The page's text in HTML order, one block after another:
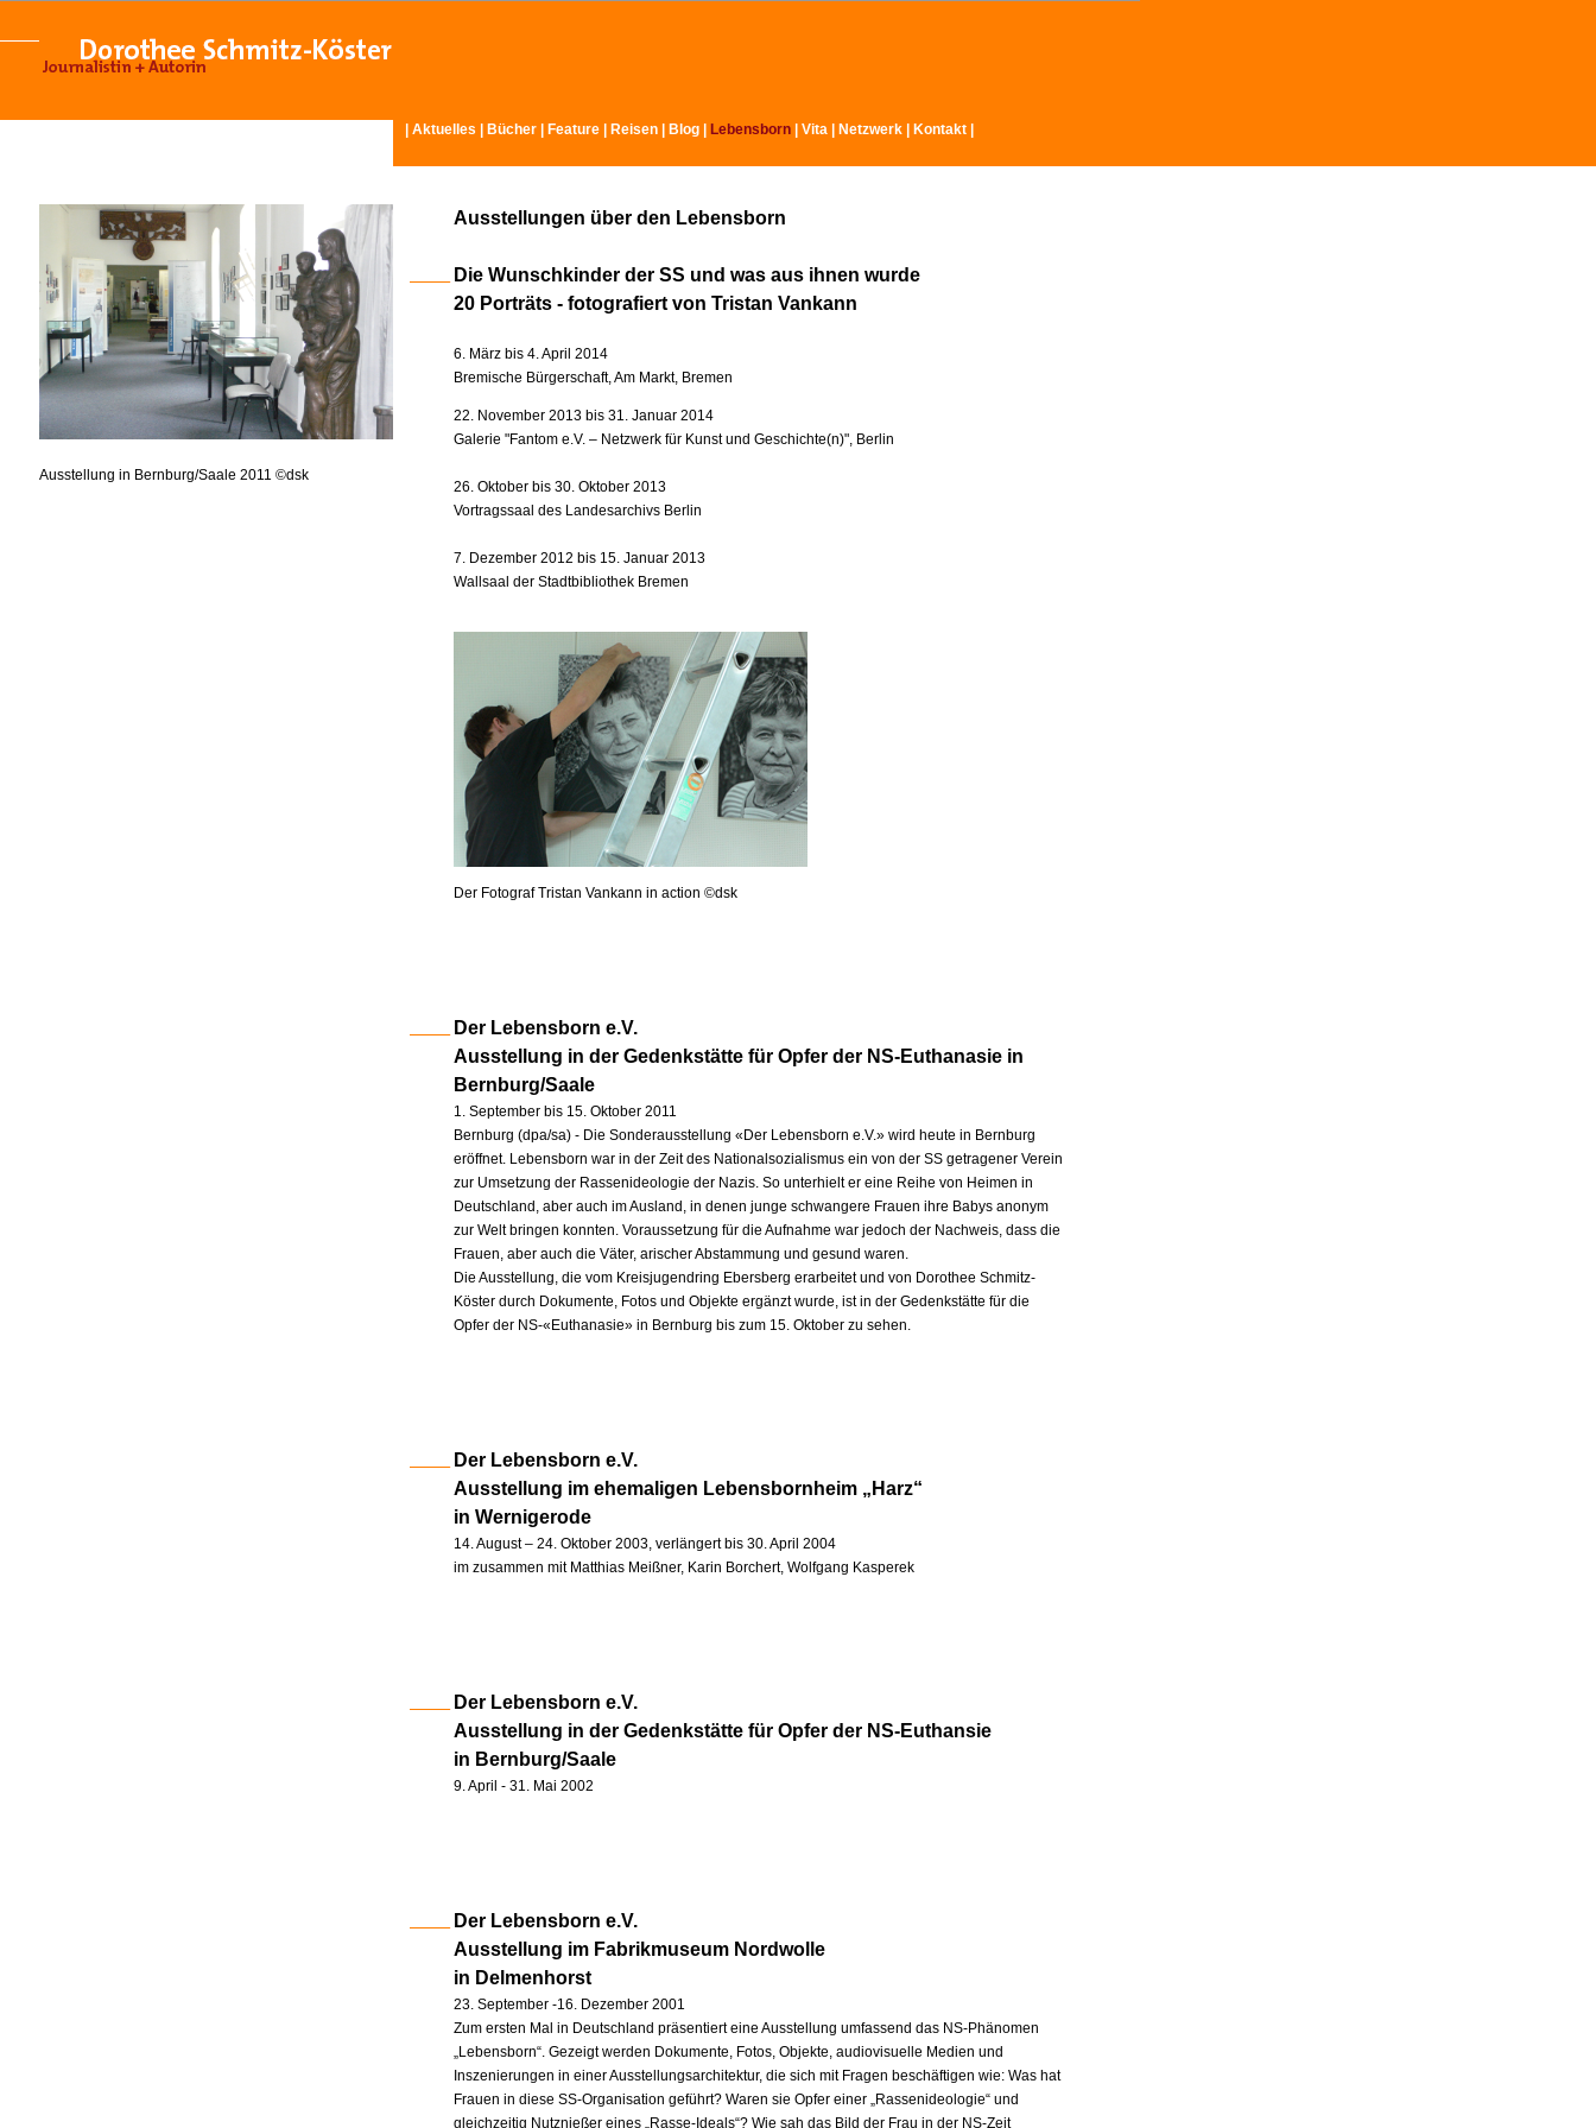
Aktuelles Bücher Feature Reisen Blog Lebensborn Vita Netzwerk Kontakt
Ausstellung in Bernburg/Saale 2011 ©dsk
Ausstellungen über den Lebensborn
Die Wunschkinder der SS und was aus ihnen wurde
20 Porträts - fotografiert von Tristan Vankann
6. März bis 4. April 2014
Bremische Bürgerschaft, Am Markt, Bremen
22. November 2013 bis 31. Januar 2014
Galerie "Fantom e.V. – Netzwerk für Kunst und Geschichte(n)", Berlin
26. Oktober bis 30. Oktober 2013
Vortragssaal des Landesarchivs Berlin
7. Dezember 2012 bis 15. Januar 2013
Wallsaal der Stadtbibliothek Bremen
Der Fotograf Tristan Vankann in action ©dsk
Der Lebensborn e.V.
Ausstellung in der Gedenkstätte für Opfer der NS-Euthanasie in
Bernburg/Saale
1. September bis 15. Oktober 2011
Bernburg (dpa/sa) - Die Sonderausstellung «Der Lebensborn e.V.» wird heute in Bernburg
eröffnet. Lebensborn war in der Zeit des Nationalsozialismus ein von der SS getragener Verein
zur Umsetzung der Rassenideologie der Nazis. So unterhielt er eine Reihe von Heimen in
Deutschland, aber auch im Ausland, in denen junge schwangere Frauen ihre Babys anonym
zur Welt bringen konnten. Voraussetzung für die Aufnahme war jedoch der Nachweis, dass die
Frauen, aber auch die Väter, arischer Abstammung und gesund waren.
Die Ausstellung, die vom Kreisjugendring Ebersberg erarbeitet und von Dorothee Schmitz-
Köster durch Dokumente, Fotos und Objekte ergänzt wurde, ist in der Gedenkstätte für die
Opfer der NS-«Euthanasie» in Bernburg bis zum 15. Oktober zu sehen.
Der Lebensborn e.V.
Ausstellung im ehemaligen Lebensbornheim „Harz“
in Wernigerode
14. August – 24. Oktober 2003, verlängert bis 30. April 2004
im zusammen mit Matthias Meißner, Karin Borchert, Wolfgang Kasperek
Der Lebensborn e.V.
Ausstellung in der Gedenkstätte für Opfer der NS-Euthansie
in Bernburg/Saale
9. April - 31. Mai 2002
Der Lebensborn e.V.
Ausstellung im Fabrikmuseum Nordwolle
in Delmenhorst
23. September -16. Dezember 2001
Zum ersten Mal in Deutschland präsentiert eine Ausstellung umfassend das NS-Phänomen
„Lebensborn“. Gezeigt werden Dokumente, Fotos, Objekte, audiovisuelle Medien und
Inszenierungen in einer Ausstellungsarchitektur, die sich mit Fragen beschäftigen wie: Was hat
Frauen in diese SS-Organisation geführt? Waren sie Opfer einer „Rassenideologie“ und
gleichzeitig Nutznießer eines „Rasse-Ideals“? Wie sah das Bild der Frau in der NS-Zeit